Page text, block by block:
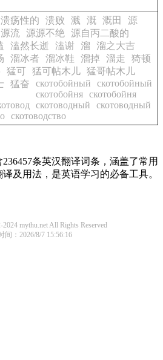
溃疡性的 溃败 溅 溉 溉田
源
源流 源源不绝
源自丙二酸的
溘然长逝 溘谢 溜
溜之大吉
溜冰者 溜冰鞋 溜掉 溜走
猗顿
猛可 猛可帖木儿 猛哥帖木儿
猛奋 скотобойный
скотобойный
скотобойня скотобойня
скотоводный
скотоводный
скотоводство
条英汉翻译词条，涵盖了常用
及用法，是英语学习的必备工具。
mythu.net All Rights Reserved
间：2026/8/7 15:56:16